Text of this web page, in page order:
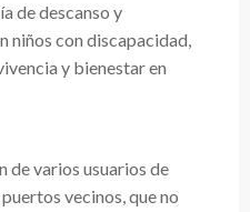
de descanso y
niños con discapacidad,
y bienestar en
de varios usuarios de
vecinos, que no